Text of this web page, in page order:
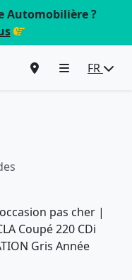
Automobilière ?
FR